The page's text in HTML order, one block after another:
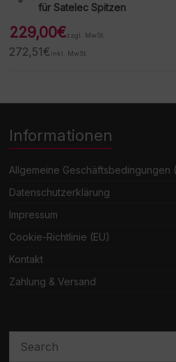
für Satelec Spitzen
229,00€zzgl. MwSt.
272,51€ inkl. MwSt.
Informationen
Allgemeine Geschäftsbedingungen
Datenschutzerklärung
Impressum
Cookie-Richtlinie (EU)
Kontakt
Zahlung & Versand